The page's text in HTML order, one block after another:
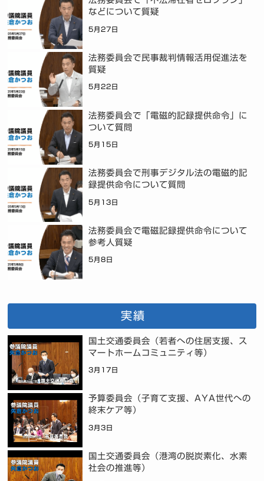
などについて質疑
5月27日
法務委員会で民事裁判情報活用促進法を
質疑
5月22日
法務委員会で「電磁的記録提供命令」に
ついて質問
5月15日
法務委員会で刑事デジタル法の電磁的記
録提供命令について質問
5月13日
法務委員会で電磁記録提供命令について
参考人質疑
5月8日
実績
国土交通委員会（若者への住居支援、ス
マートホームコミュニティ等）
3月17日
予算委員会（子育て支援、AYA世代への
終末ケア等）
3月3日
国土交通委員会（港湾の脱炭素化、水素
社会の推進等）